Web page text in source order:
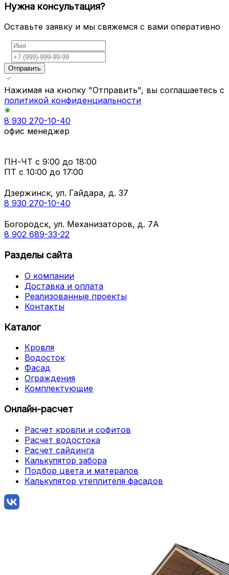
Нужна консультация?
Оставьте заявку и мы свяжемся с вами оперативно
Отправить
Нажимая на кнопку "Отправить", вы соглашаетесь с
политикой конфиденциальности
8 930 270-10-40
офис менеджер
ПН-ЧТ с 9:00 до 18:00
ПТ с 10:00 до 17:00
Дзержинск, ул. Гайдара, д. 37
8 930 270-10-40
Богородск, ул. Механизаторов, д. 7А
8 902 689-33-22
Разделы сайта
О компании
Доставка и оплата
Реализованные проекты
Контакты
Каталог
Кровля
Водосток
Фасад
Ограждения
Комплектующие
Онлайн-расчет
Расчет кровли и софитов
Расчет водостока
Расчет сайдинга
Калькулятор забора
Подбор цвета и матералов
Калькулятор утеплителя фасадов